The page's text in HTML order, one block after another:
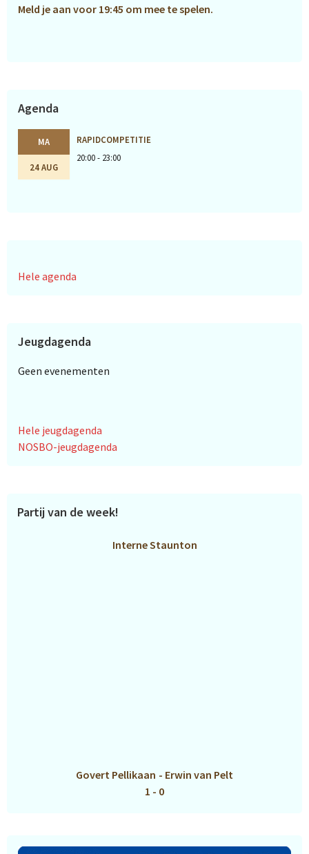
Meld je aan voor 19:45 om mee te spelen.
Agenda
MA
24 AUG
RAPIDCOMPETITIE
20:00 - 23:00
Hele agenda
Jeugdagenda
Geen evenementen
Hele jeugdagenda
NOSBO-jeugdagenda
Partij van de week!
Interne Staunton
Govert Pellikaan - Erwin van Pelt
1 - 0